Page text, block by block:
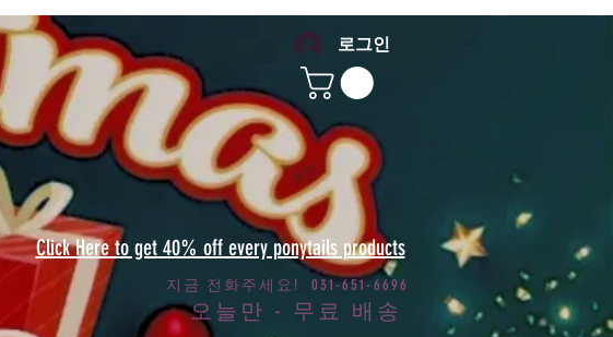
로그인
Click Here to get 40% off every ponytails products
지금 전화주세요! 031-651-6696
오늘만 - 무료 배송